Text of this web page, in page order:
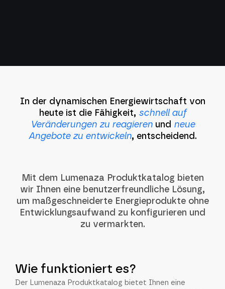
In der dynamischen Energiewirtschaft von
heute ist die Fähigkeit, schnell auf
Veränderungen zu reagierenund neue
Angebote zu entwickeln, entscheidend.
Mit dem Lumenaza Produktkatalog bieten
wir Ihnen eine benutzerfreundliche Lösung,
um maßgeschneiderte Energieprodukte ohne
Entwicklungsaufwand zu konfigurieren und
zu vermarkten.
Wie funktioniert es?
Der Lumenaza Produktkatalog bietet Ihnen eine